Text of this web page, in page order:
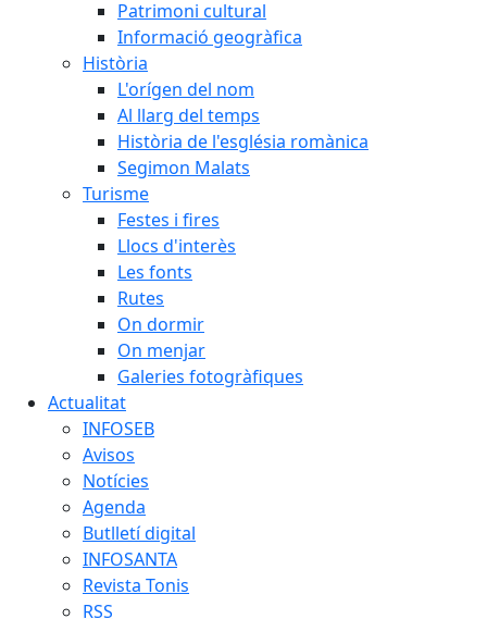
Patrimoni cultural
Informació geogràfica
Història
L'orígen del nom
Al llarg del temps
Història de l'església romànica
Segimon Malats
Turisme
Festes i fires
Llocs d'interès
Les fonts
Rutes
On dormir
On menjar
Galeries fotogràfiques
Actualitat
INFOSEB
Avisos
Notícies
Agenda
Butlletí digital
INFOSANTA
Revista Tonis
RSS